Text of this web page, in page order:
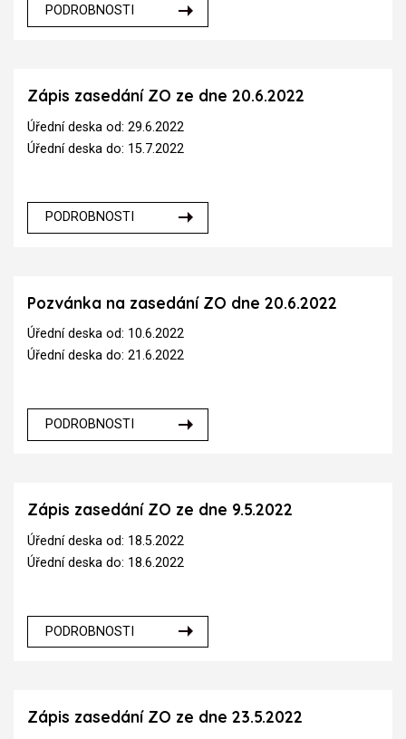
PODROBNOSTI
Zápis zasedání ZO ze dne 20.6.2022
Úřední deska od: 29.6.2022
Úřední deska do: 15.7.2022
PODROBNOSTI
Pozvánka na zasedání ZO dne 20.6.2022
Úřední deska od: 10.6.2022
Úřední deska do: 21.6.2022
PODROBNOSTI
Zápis zasedání ZO ze dne 9.5.2022
Úřední deska od: 18.5.2022
Úřední deska do: 18.6.2022
PODROBNOSTI
Zápis zasedání ZO ze dne 23.5.2022